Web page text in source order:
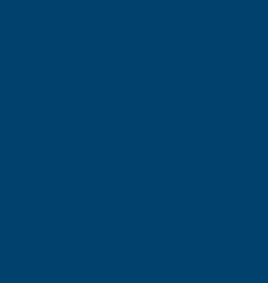
externe website)
een externe website)
gaat naar een externe